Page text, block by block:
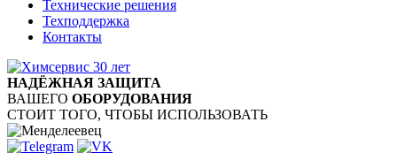
Технические решения
Техподдержка
Контакты
НАДЁЖНАЯ ЗАЩИТА
ВАШЕГО ОБОРУДОВАНИЯ
СТОИТ ТОГО, ЧТОБЫ ИСПОЛЬЗОВАТЬ